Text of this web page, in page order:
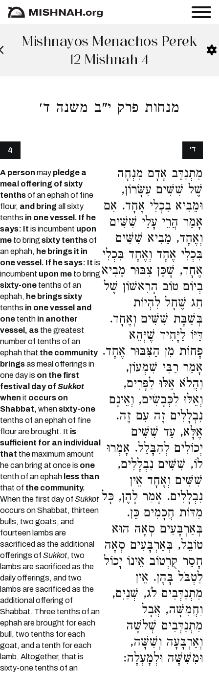
Mishnayos Menachos Perek
12 Mishnah 4
מנחות פרק י"ב משנה ד׳
4
A person may pledge a
meal offering of sixty
tenthsof an ephah of fine
flour, and bringall sixty
tenths in one vessel. If he
says: It is incumbent upon
me to bring sixty tenthsof
an ephah, he brings it in
one vessel. If he says: It is
incumbent upon me to bring
sixty-one tenths of an
ephah, he brings sixty
tenths in one vessel and
one tenth in another
vessel, as the greatest
number of tenths of an
ephah that the community
bringsas meal offerings in
one day is on the first
festival day of Sukkot
when it occurs on
Shabbat, whensixty-one
tenths of an ephah of fine
flour are brought. It is
sufficient for an individual
that the maximum amount
he can bring at once is one
tenth of an ephah less than
that of the community.
When the first day of Sukkot
occurs on Shabbat, thirteen
bulls, two goats, and
fourteen lambs are
sacrificed as the additional
offerings of Sukkot, two
lambs are sacrificed as the
daily offerings, and two
lambs are sacrificed as the
additional offering of
Shabbat. Three tenths of an
ephah are brought for each
bull, two tenths for each
goat, and a tenth for each
lamb. Altogether, that is
sixty-one tenths of an
מִתְנַדֵּב אָדָם מִנְחָה
שֶׁל שִׁשִּׁים עִשָּׂרוֹן,
וּמֵבִיא בִכְלִי אֶחָד. אִם
אָמַר הֲרֵי עָלַי שִׁשִּׁים
וְאֶחָד, מֵבִיא שִׁשִּׁים
בִּכְלִי אֶחָד וְאֶחָד בִּכְלִי
אֶחָד, שֶׁכֵּן צִבּוּר מֵבִיא
בְיוֹם טוֹב הָרִאשׁוֹן שֶׁל
חַג שֶׁחָל לִהְיוֹת
בְּשַׁבָּת שִׁשִּׁים וְאֶחָד.
דַּיּוֹ לַיָּחִיד שֶׁיְּהֵא
פָחוֹת מִן הַצִּבּוּר אֶחָד.
אָמַר רַבִּי שִׁמְעוֹן,
וַהֲלֹא אֵלּוּ לַפָּרִים,
וְאֵלּוּ לַכְּבָשִׂים, וְאֵינָם
נִבְלָלִים זֶה עִם זֶה.
אֶלָּא, עַד שִׁשִּׁים
יְכוֹלִים לְהִבָּלֵל. אָמְרוּ
לוֹ, שִׁשִּׁים נִבְלָלִים,
שִׁשִּׁים וְאֶחָד אֵין
נִבְלָלִים. אָמַר לָהֶן, כָּל
מִדּוֹת חֲכָמִים כֵּן.
בְּאַרְבָּעִים סְאָה הוּא
טוֹבֵל, בְּאַרְבָּעִים סְאָה
חָסֵר קֻרְטוֹב אֵינוֹ יָכוֹל
לִטְבֹּל בָּהֶן. אֵין
מִתְנַדְּבִים לֹג, שְׁנַיִם,
וַחֲמִשָּׁה, אֲבָל
מִתְנַדְּבִים שְׁלשָׁה
וְאַרְבָּעָה וְשִׁשָּׁה,
וּמִשִּׁשָּׁה וּלְמָעְלָה:
ד׳